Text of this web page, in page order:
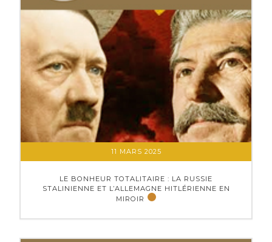
11 MARS 2025
LE BONHEUR TOTALITAIRE : LA RUSSIE
STALINIENNE ET L’ALLEMAGNE HITLÉRIENNE EN
MIROIR